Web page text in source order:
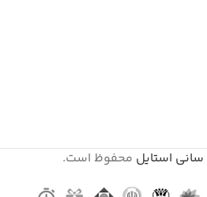
سانی استایل محفوظ است.